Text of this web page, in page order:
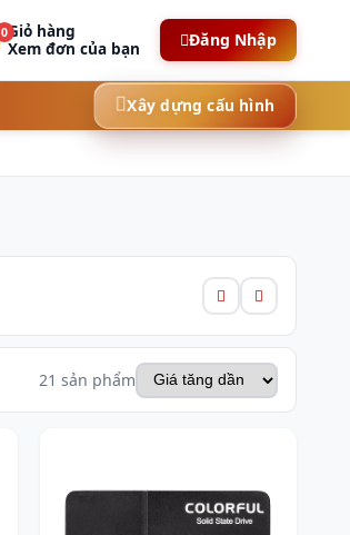
0Giỏ hàng
Xem đơn của bạn
Đăng Nhập
Xây dựng cấu hình
21 sản phẩm